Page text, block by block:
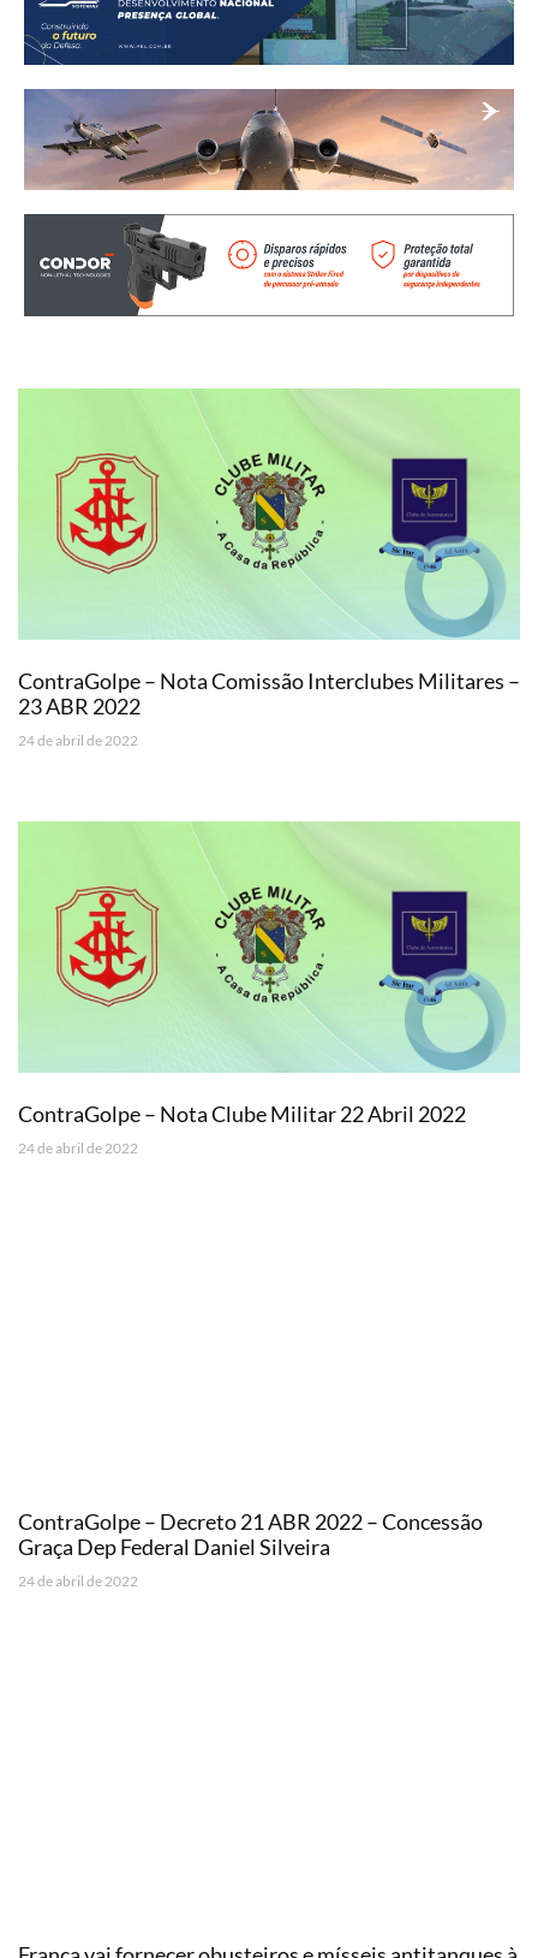
ContraGolpe – Nota Comissão Interclubes Militares –
23 ABR 2022
24 de abril de 2022
ContraGolpe – Nota Clube Militar 22 Abril 2022
24 de abril de 2022
ContraGolpe – Decreto 21 ABR 2022 – Concessão
Graça Dep Federal Daniel Silveira
24 de abril de 2022